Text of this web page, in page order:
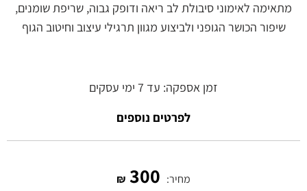
מתאימה לאימוני סיבולת לב ריאה ודופק גבוה, שריפת שומנים,
שיפור הכושר הגופני ולביצוע מגוון תרגילי עיצוב וחיטוב הגוף
זמן אספקה: עד 7 ימי עסקים
לפרטים נוספים
מחיר: 300
₪